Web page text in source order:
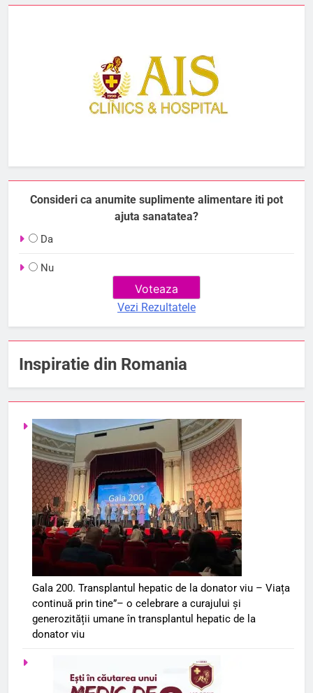
Consideri ca anumite suplimente alimentare iti pot
ajuta sanatatea?
Da
Nu
Vezi Rezultatele
Inspiratie din Romania
Gala 200. Transplantul hepatic de la donator viu – Viața
continuă prin tine”– o celebrare a curajului și
generozității umane în transplantul hepatic de la
donator viu